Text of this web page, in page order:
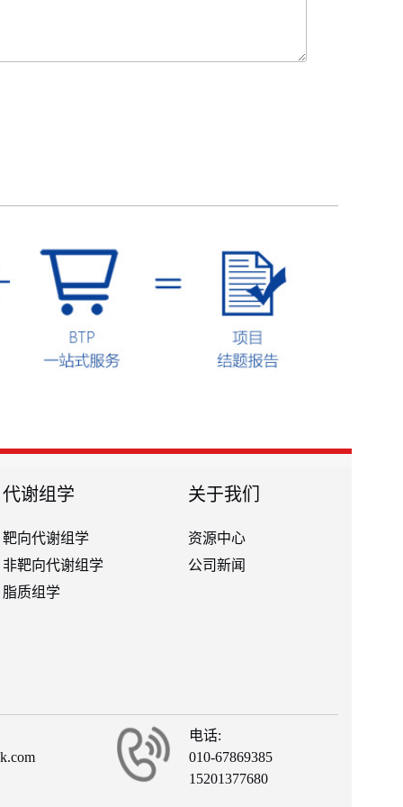
代谢组学
靶向代谢组学
非靶向代谢组学
脂质组学
关于我们
资源中心
公司新闻
电话:
010-67869385
15201377680